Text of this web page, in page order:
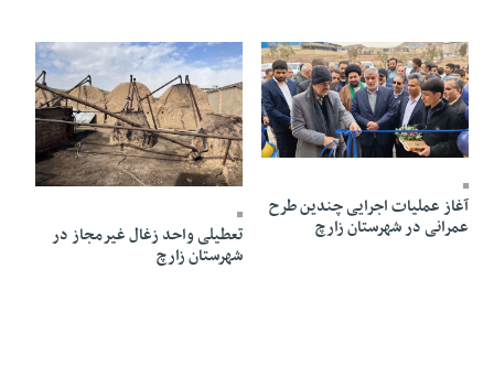
20 Bahman 1403 - 18:12
آغاز عملیات اجرایی چندین طرح
عمرانی در شهرستان زارچ
08 Bahman 1403 - 14:09
تعطیلی واحد زغال غیرمجاز در
شهرستان زارچ